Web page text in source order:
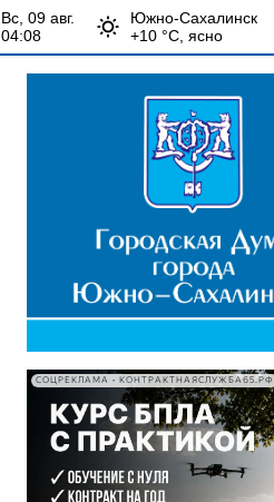
вс, 09 авг.
04:08
Южно-Сахалинск
+10 °С, ясно
СОЦРЕКЛАМА • КОНТРАКТНАЯСЛУЖБА65.РФ